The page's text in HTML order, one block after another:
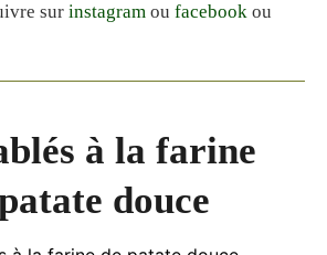
sur instagram ou facebook ou
à la farine
douce